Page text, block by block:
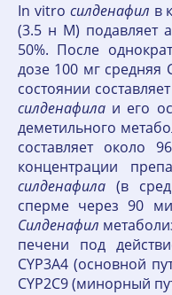
In vitro силденафил в
(3.5 н М) подавляет
50%. После
дозе 100 мг средняя
состоянии
силденафила и его
деметильного
составляет около
концентрации
силденафила (в
сперме через 90
Силденафил
печени под
CYP3A4 (основной
CYP2C9 (минорный